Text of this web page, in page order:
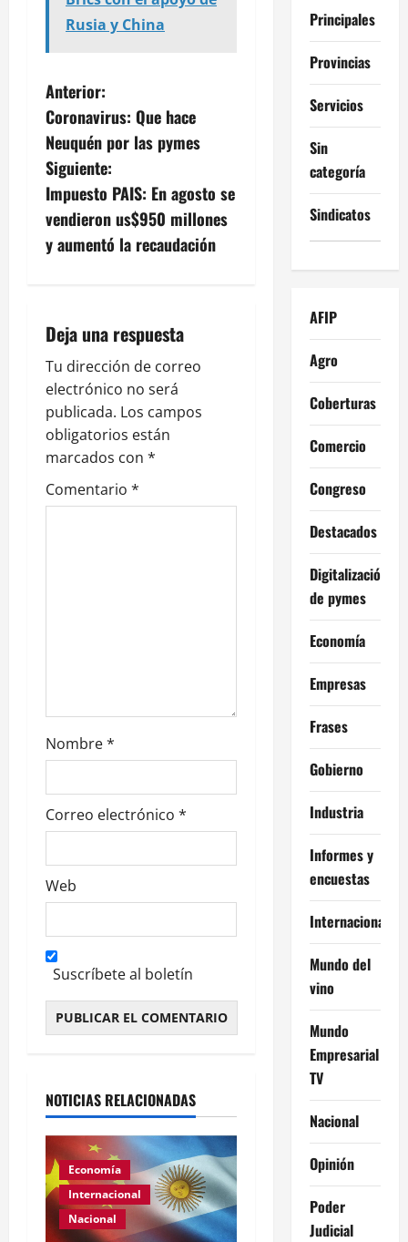
Rusia y China
N
a
v
e
g
c
i
ó
n
d
e
a
d
a
s
Anterior:
Coronavirus: Que hace
Neuquén por las pymes
Siguiente:
Impuesto PAIS: En agosto se
vendieron us$950 millones
y aumentó la recaudación
Deja una respuesta
Tu dirección de correo
electrónico no será
publicada. Los campos
obligatorios están
marcados con *
Comentario *
Nombre*
Correo electrónico *
Web
Suscríbete al boletín
NOTICIAS RELACIONADAS
Economía
Internacional
Nacional
Principales
Provincias
Servicios
Sin
categoría
Sindicatos
AFIP
Agro
Coberturas
Comercio
Congreso
Destacados
Digitalización
de pymes
Economía
Empresas
Frases
Gobierno
Industria
Informes y
encuestas
Internacional
Mundo del
vino
Mundo
Empresarial
TV
Nacional
Opinión
Poder
Judicial